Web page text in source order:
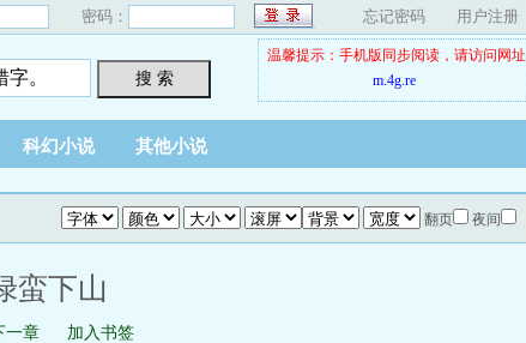
密码： 忘记密码 用户注册
搜 索
温馨提示：手机版同步阅读，请访问网址
m.4g.re
科幻小说 其他小说
翻页 夜间
蛮下山
一章 加入书签